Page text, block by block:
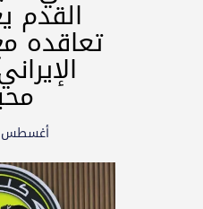
القدم
تعاقده
أغسطس 5,